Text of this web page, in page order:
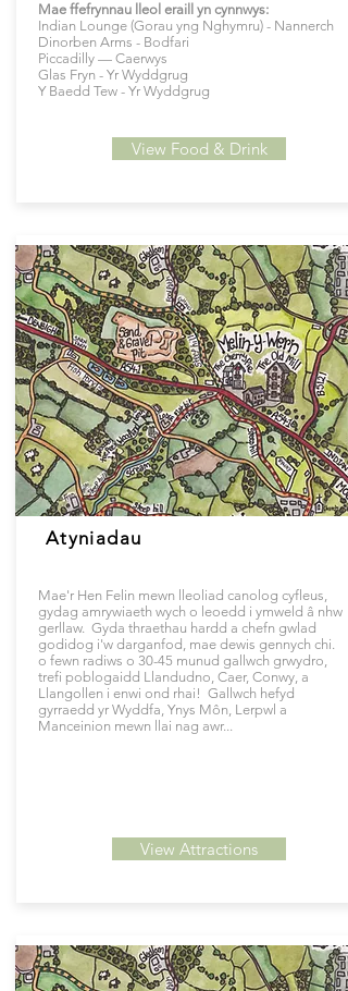
Mae ffefrynnau lleol eraill yn cynnwys:
Indian Lounge (Gorau yng Nghymru) - Nannerch
Dinorben Arms - Bodfari
Piccadilly — Caerwys
Glas Fryn - Yr Wyddgrug
Y Baedd Tew - Yr Wyddgrug
View Food & Drink
Atyniadau
Mae'r Hen Felin mewn lleoliad canolog cyfleus,
gydag amrywiaeth wych o leoedd i ymweld â nhw
gerllaw. Gyda thraethau hardd a chefn gwlad
godidog i'w darganfod, mae dewis gennych chi.
o fewn radiws o 30-45 munud gallwch grwydro,
trefi poblogaidd Llandudno, Caer, Conwy, a
Llangollen i enwi ond rhai! Gallwch hefyd
gyrraedd yr Wyddfa, Ynys Môn, Lerpwl a
Manceinion mewn llai nag awr...
View Attractions